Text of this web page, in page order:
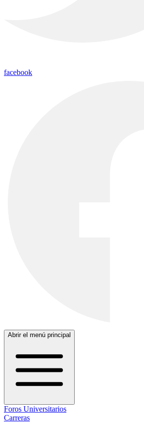
facebook
Abrir el menú principal
Foros Universitarios
Carreras